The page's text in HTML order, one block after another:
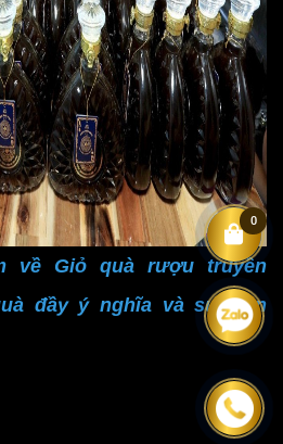
về Giỏ quà rượu truyền
đầy ý nghĩa và sự trân
0